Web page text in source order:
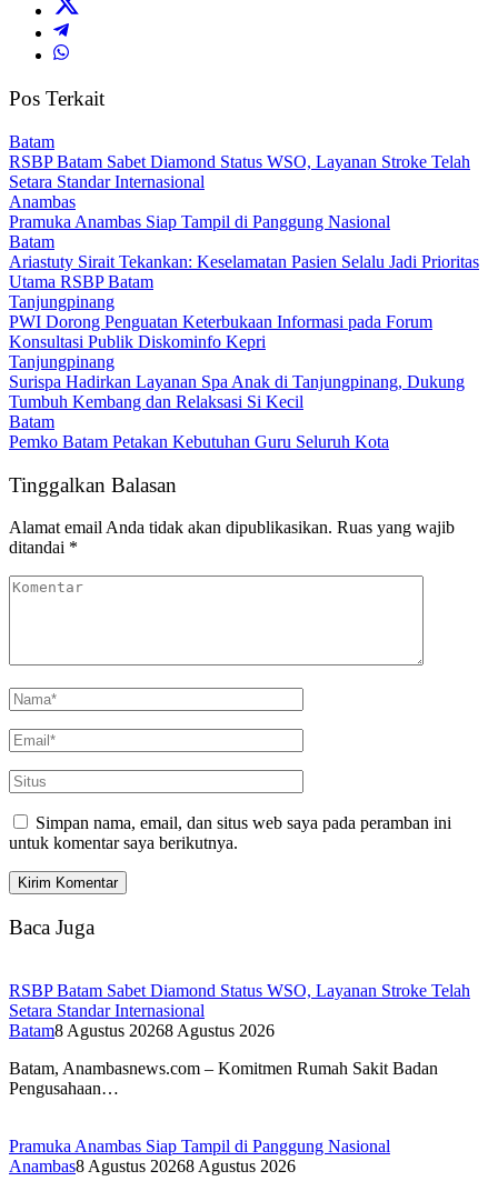
Pos Terkait
Batam
RSBP Batam Sabet Diamond Status WSO, Layanan Stroke Telah
Setara Standar Internasional
Anambas
Pramuka Anambas Siap Tampil di Panggung Nasional
Batam
Ariastuty Sirait Tekankan: Keselamatan Pasien Selalu Jadi Prioritas
Utama RSBP Batam
Tanjungpinang
PWI Dorong Penguatan Keterbukaan Informasi pada Forum
Konsultasi Publik Diskominfo Kepri
Tanjungpinang
Surispa Hadirkan Layanan Spa Anak di Tanjungpinang, Dukung
Tumbuh Kembang dan Relaksasi Si Kecil
Batam
Pemko Batam Petakan Kebutuhan Guru Seluruh Kota
Tinggalkan Balasan
Alamat email Anda tidak akan dipublikasikan. Ruas yang wajib
ditandai *
Simpan nama, email, dan situs web saya pada peramban ini
untuk komentar saya berikutnya.
Baca Juga
RSBP Batam Sabet Diamond Status WSO, Layanan Stroke Telah
Setara Standar Internasional
Batam8 Agustus 20268 Agustus 2026
Batam, Anambasnews.com – Komitmen Rumah Sakit Badan
Pengusahaan…
Pramuka Anambas Siap Tampil di Panggung Nasional
Anambas8 Agustus 20268 Agustus 2026